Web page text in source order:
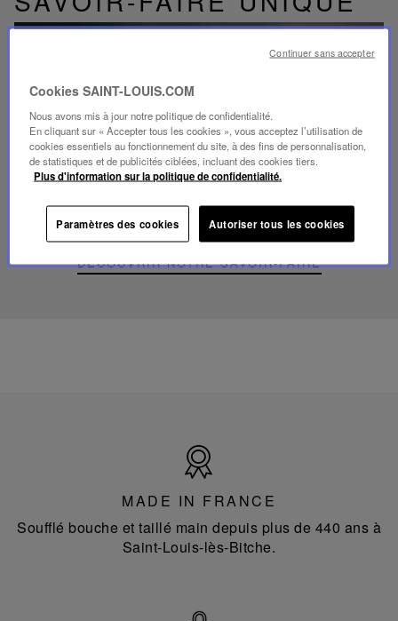
DÉCOUVRIR NOTRE SAVOIR-FAIRE
la
video
Youtube
video,
Folia
portable
lamp
France
MADE IN FRANCE
Soufflé bouche et taillé main depuis plus de 440 ans à
Saint-Louis-lès-Bitche.
Cookies SAINT-LOUIS.COM
Nous avons mis à jour notre politique de confidentialité.
En cliquant sur « Accepter tous les cookies », vous acceptez l’utilisation de
cookies essentiels au fonctionnement du site, à des fins de personnalisation,
de statistiques et de publicités ciblées, incluant des cookies tiers.
Plus d'information sur la politique de confidentialité.
Paramètres des cookies Autoriser tous les cookies
Continuer sans accepter